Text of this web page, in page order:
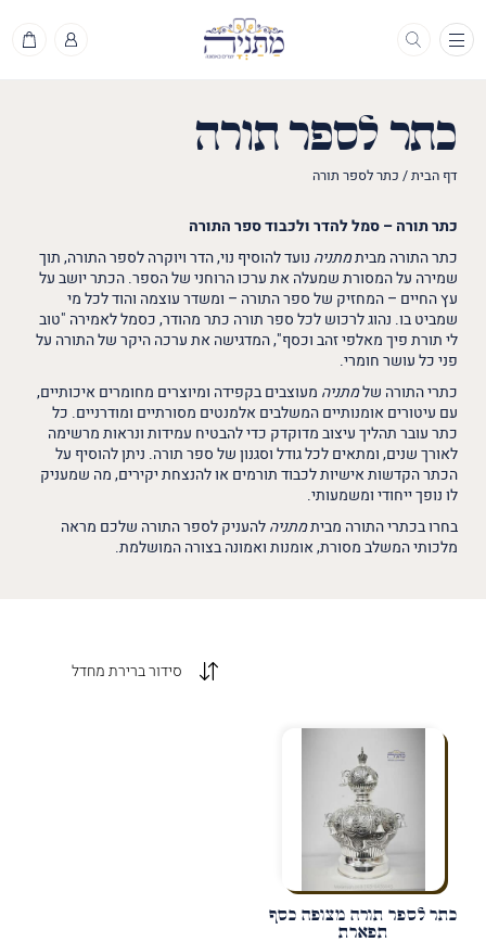
תפריט
כתר לספר תורה
דף הבית/ כתר לספר תורה
כתר תורה – סמל להדר ולכבוד ספר התורה
כתר התורה מביתמתניה נועד להוסיף נוי, הדר ויוקרה לספר התורה, תוך
שמירה על המסורת שמעלה את ערכו הרוחני של הספר. הכתר יושב על
עץ החיים – המחזיק של ספר התורה – ומשדר עוצמה והוד לכל מי
שמביט בו. נהוג לרכוש לכל ספר תורה כתר מהודר, כסמל לאמירה "טוב
לי תורת פיך מאלפי זהב וכסף", המדגישה את ערכה היקר של התורה על
פני כל עושר חומרי.
כתרי התורה שלמתניה מעוצבים בקפידה ומיוצרים מחומרים איכותיים,
עם עיטורים אומנותיים המשלבים אלמנטים מסורתיים ומודרניים. כל
כתר עובר תהליך עיצוב מדוקדק כדי להבטיח עמידות ונראות מרשימה
לאורך שנים, ומתאים לכל גודל וסגנון של ספר תורה. ניתן להוסיף על
הכתר הקדשות אישיות לכבוד תורמים או להנצחת יקירים, מה שמעניק
לו נופך ייחודי ומשמעותי.
בחרו בכתרי התורה מביתמתניהלהעניק לספר התורה שלכם מראה
מלכותי המשלב מסורת, אומנות ואמונה בצורה המושלמת.
כתר לספר תורה מצופה כסף
תפארת